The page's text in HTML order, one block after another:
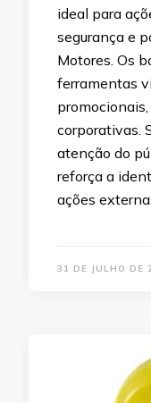
ideal para
segurança e
Motores. Os
ferramentas
corporativas.
atenção do
reforça a
ações
31 DE JULHO DE